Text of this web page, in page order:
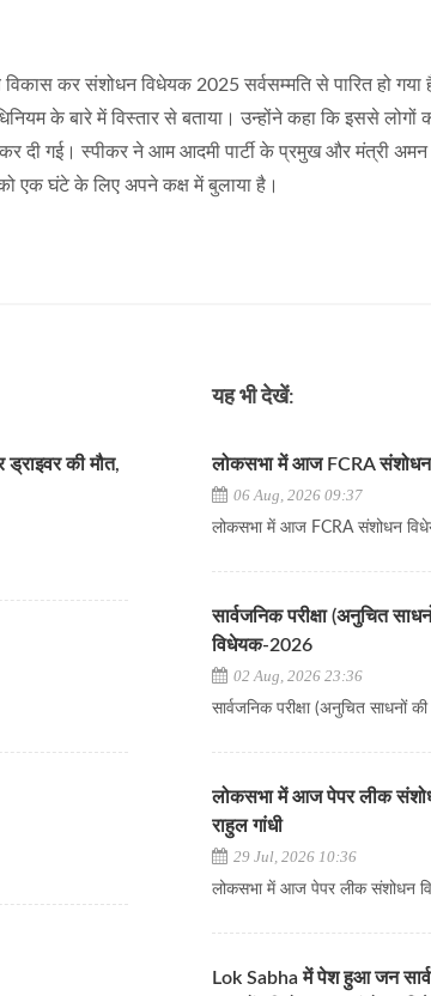
विकास कर संशोधन विधेयक 2025 सर्वसम्मति से पारित हो
के बारे में विस्तार से बताया। उन्होंने कहा कि इससे लोगों
दी गई। स्पीकर ने आम आदमी पार्टी के प्रमुख और मंत्री अमन
एक घंटे के लिए अपने कक्ष में बुलाया है।
की मौत,
यह भी देखें:
लोकसभा में आज FCRA संशोधन
06 Aug, 2026 09:37
लोकसभा में आज FCRA संशोधन
सार्वजनिक परीक्षा (अनुचित
विधेयक-2026
02 Aug, 2026 23:36
सार्वजनिक परीक्षा (अनुचित साधनों
लोकसभा में आज पेपर लीक
राहुल गांधी
29 Jul, 2026 10:36
लोकसभा में आज पेपर लीक संशोधन
Lok Sabha में पेश हुआ जन